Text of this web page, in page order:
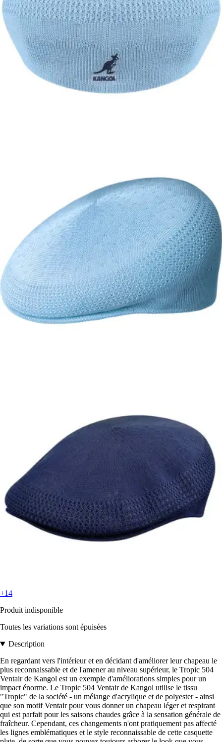
+14
Produit indisponible
Toutes les variations sont épuisées
Description
En regardant vers l'intérieur et en décidant d'améliorer leur chapeau le
plus reconnaissable et de l'amener au niveau supérieur, le Tropic 504
Ventair de Kangol est un exemple d'améliorations simples pour un
impact énorme. Le Tropic 504 Ventair de Kangol utilise le tissu
"Tropic" de la société - un mélange d'acrylique et de polyester - ainsi
que son motif Ventair pour vous donner un chapeau léger et respirant
qui est parfait pour les saisons chaudes grâce à la sensation générale de
fraîcheur. Cependant, ces changements n'ont pratiquement pas affecté
les lignes emblématiques et le style reconnaissable de cette casquette